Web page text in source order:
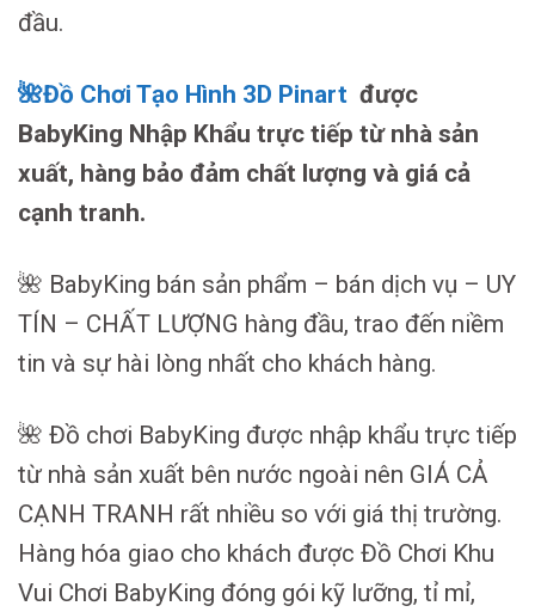
đầu.
🌺Đồ Chơi Tạo Hình 3D Pinart được
BabyKing Nhập Khẩu trực tiếp từ nhà sản
xuất, hàng bảo đảm chất lượng và giá cả
cạnh tranh.
🌺 BabyKing bán sản phẩm – bán dịch vụ – UY
TÍN – CHẤT LƯỢNG hàng đầu, trao đến niềm
tin và sự hài lòng nhất cho khách hàng.
🌺 Đồ chơi BabyKing được nhập khẩu trực tiếp
từ nhà sản xuất bên nước ngoài nên GIÁ CẢ
CẠNH TRANH rất nhiều so với giá thị trường.
Hàng hóa giao cho khách được Đồ Chơi Khu
Vui Chơi BabyKing đóng gói kỹ lưỡng, tỉ mỉ,